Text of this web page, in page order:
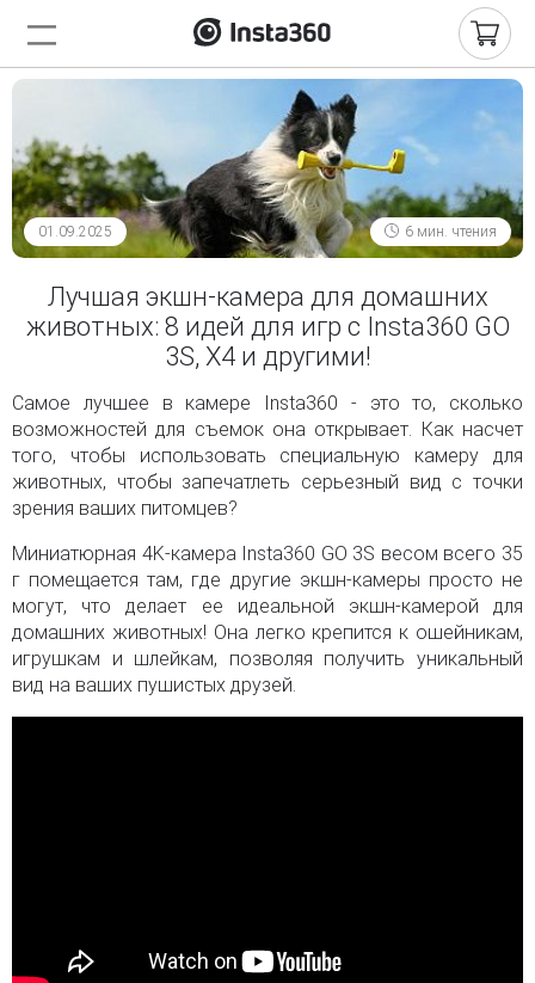
01.09.2025 6 мин. чтения
Лучшая экшн-камера для домашних
животных: 8 идей для игр с Insta360 GO
3S, X4 и другими!
Самое лучшее в камере Insta360 - это то, сколько
возможностей для съемок она открывает. Как насчет
того, чтобы использовать специальную камеру для
животных, чтобы запечатлеть серьезный вид с точки
зрения ваших питомцев?
Миниатюрная 4K-камера Insta360 GO 3S весом всего 35
г помещается там, где другие экшн-камеры просто не
могут, что делает ее идеальной экшн-камерой для
домашних животных! Она легко крепится к ошейникам,
игрушкам и шлейкам, позволяя получить уникальный
вид на ваших пушистых друзей.